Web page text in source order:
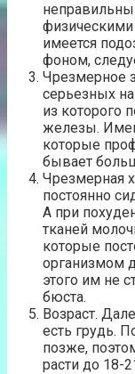
физическими
имеется
фоном,
Чрезмерное
серьезных
из которого
железы.
которые
бывает
Чрезмерная
постоянно
А при
тканей
которые
организмом
этого им не
бюста.
Возраст.
есть грудь.
позже,
расти до 18-